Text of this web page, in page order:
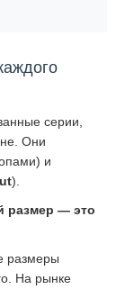
серии,
Они
и
).
размер — это
размеры
На рынке